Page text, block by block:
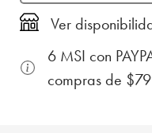
Ver
6 MSI con
compras de